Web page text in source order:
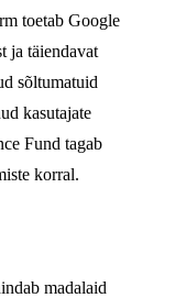
toetab Google
ja täiendavat
sõltumatuid
kasutajate
Fund tagab
korral.
madalaid